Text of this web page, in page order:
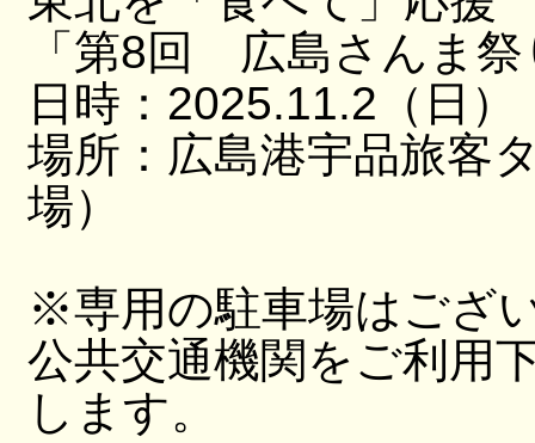
「第8回 広島さんま祭
日時：2025.11.2（日
場所：広島港宇品旅客
場）
※専用の駐車場はござ
公共交通機関をご利用
します。